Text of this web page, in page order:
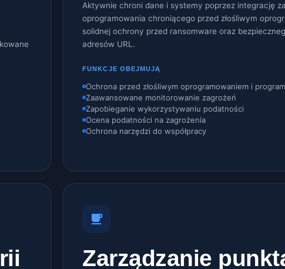
Aktywnie chroni dane i systemy poprzez integrację
oprogramowania chroniącego przed złośliwym
solidnej ochrony przed ransomware oraz
adresów URL.
FUNKCJE OBEJMUJĄ
Ochrona przed złośliwym oprogramowaniem i
Zaawansowane monitorowanie zagrożeń
Zapobieganie wykorzystywaniu podatności
Ocena podatności na zagrożenia
Ochrona narzędzi do współpracy
Zarządzanie